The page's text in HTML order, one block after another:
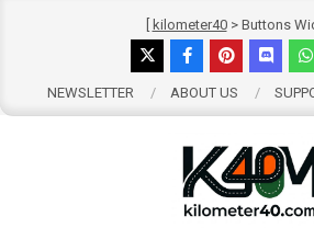
kilometer40> Buttons
NEWSLETTER ABOUT US